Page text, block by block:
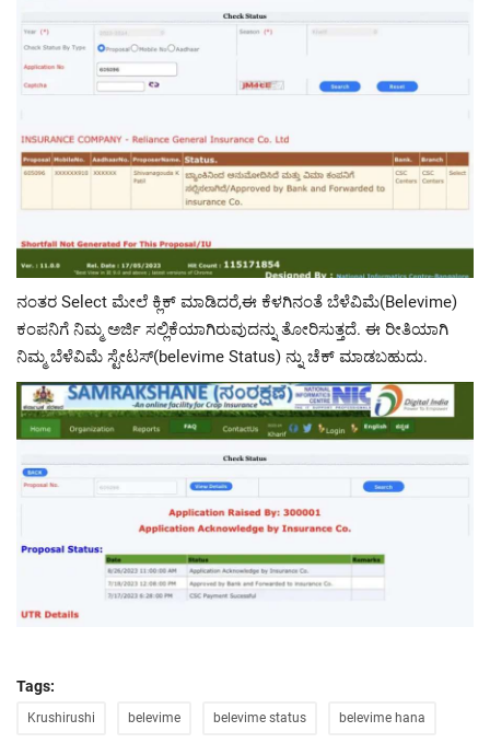
ನಂತರ Select ಮೇಲೆ ಕ್ಲಿಕ್ ಮಾಡಿದರೆ,ಈ ಕೆಳಗಿನಂತೆ ಬೆಳೆವಿಮೆ(Belevime)
ಕಂಪನಿಗೆ ನಿಮ್ಮ ಅರ್ಜಿ ಸಲ್ಲಿಕೆಯಾಗಿರುವುದನ್ನು ತೋರಿಸುತ್ತದೆ. ಈ ರೀತಿಯಾಗಿ
ನಿಮ್ಮ ಬೆಳೆವಿಮೆ ಸ್ಟೇಟಸ್(belevime Status) ನ್ನು ಚೆಕ್ ಮಾಡಬಹುದು.
Tags:
Krushirushi belevime belevime status belevime hana